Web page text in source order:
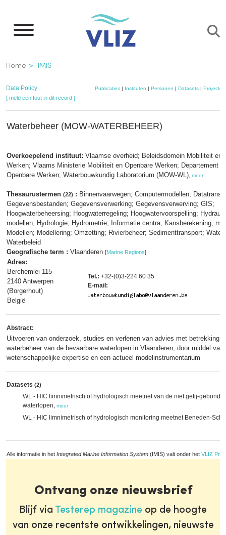
naar
inhoud
gaan
Kruimelpad
Home IMIS
Data Policy Publicaties | Instituten | Personen | Datasets | Projecten
[ meld een fout in dit record ]
Waterbeheer (MOW-WATERBEHEER)
Overkoepelend instituut: Vlaamse overheid; Beleidsdomein Mobiliteit en
Werken; Vlaams Ministerie Mobiliteit en Openbare Werken; Departement
Openbare Werken; Waterbouwkundig Laboratorium (MOW-WL) meer
Thesaurustermen (22) : Binnenvaarwegen; Computermodellen;
Gegevensbestanden; Gegevensverwerking; Gegevensverwerving; GIS;
Hoogwaterbeheersing; Hoogwaterregeling; Hoogwatervoorspelling;
modellen; Hydrologie; Hydrometrie; Informatie centra; Kansberekening;
Modellen; Modellering; Omzetting; Rivierbeheer; Sedimenttransport;
Waterbeleid
Geografische term : Vlaanderen [Marine Regions]
Adres:
Berchemlei 115
2140 Antwerpen
(Borgerhout)
België
Tel.: +32-(0)3-224 60 35
E-mail:
Abstract:
Uitvoeren van onderzoek, studies en verlenen van advies met betrekking
waterbeheer van de bevaarbare waterlopen in Vlaanderen, door middel
wetenschappelijke expertise en een actueel modelinstrumentarium
Datasets (2)
WL - HIC limnimetrisch of hydrologisch meetnet van de niet getij-
waterlopen, meer
WL - HIC limnimetrisch of hydrologisch monitoring meetnet Beneden-
Alle informatie in het Integrated Marine Information System (IMIS) valt onder het VLIZ
Ontvang onze nieuwsbrief
Blijf via Testerep magazine op de hoogte
van onze recentste ontwikkelingen, nieuwste